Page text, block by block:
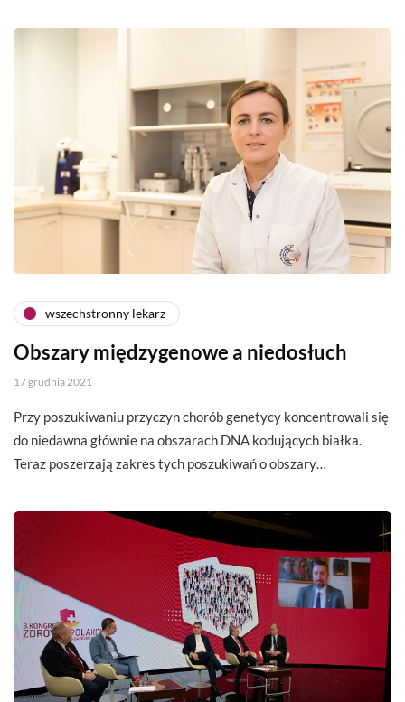
wszechstronny lekarz
Obszary międzygenowe a niedosłuch
17 grudnia 2021
Przy poszukiwaniu przyczyn chorób genetycy koncentrowali się
do niedawna głównie na obszarach DNA kodujących białka.
Teraz poszerzają zakres tych poszukiwań o obszary…